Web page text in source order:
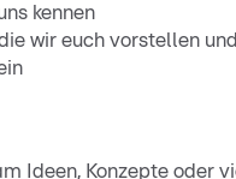
kennen
wir euch vorstellen
Ideen, Konzepte oder